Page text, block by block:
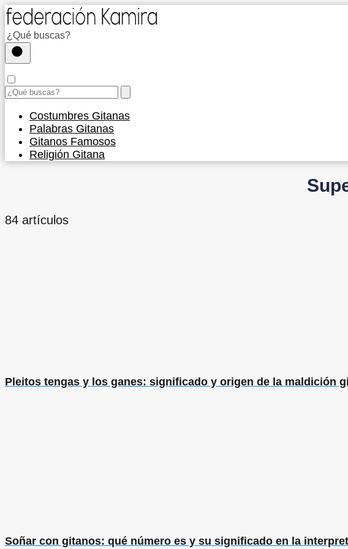
Costumbres Gitanas
Palabras Gitanas
Gitanos Famosos
Religión Gitana
84 artículos
Pleitos tengas y los ganes: significado y origen de la maldición
Soñar con gitanos: qué número es y su significado en la